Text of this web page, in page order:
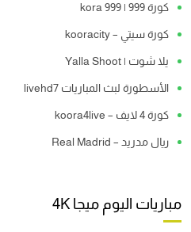
كورة 999 | kora 999
كورة سيتي – kooracity
يلا شوت | Yalla Shoot
الأسطورة لبث المباريات livehd7
كورة 4 لايف – koora4live
ريال مدريد – Real Madrid
مباريات اليوم ميجا 4K